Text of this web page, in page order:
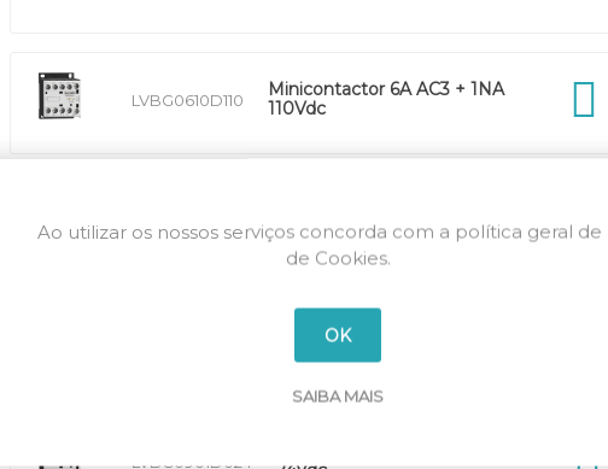
LVBG0610D110
Minicontactor 6A AC3 + 1NA
110Vdc
220Vdc
Minicontactor 9A AC3 + 1NF
LVBG0901D024
Ao utilizar os nossos serviços concorda com a política geral de
de Cookies.
OK
SAIBA MAIS